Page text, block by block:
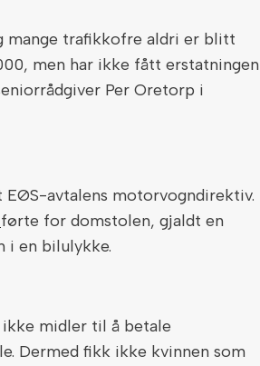
mange trafikkofre aldri er blitt
men har ikke fått erstatningen
Per Oretorp i
avtalens motorvogndirektiv.
førte for domstolen, gjaldt en
i en bilulykke.
midler til å betale
Dermed fikk ikke kvinnen som